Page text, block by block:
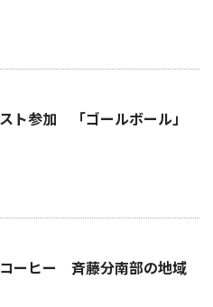
ト参加 「ゴールボール」
ーヒー 斉藤分南部の地域